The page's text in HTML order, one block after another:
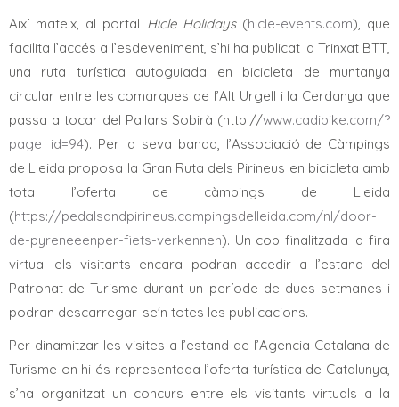
Així mateix, al portal Hicle Holidays(hicle-events.com), que
facilita l’accés a l’esdeveniment, s’hi ha publicat la Trinxat BTT,
una ruta turística autoguiada en bicicleta de muntanya
circular entre les comarques de l’Alt Urgell i la Cerdanya que
passa a tocar del Pallars Sobirà (http://www.cadibike.com/?
page_id=94). Per la seva banda, l’Associació de Càmpings
de Lleida proposa la Gran Ruta dels Pirineus en bicicleta amb
tota l’oferta de càmpings de Lleida
(https://pedalsandpirineus.campingsdelleida.com/nl/door-
de-pyreneeenper-fiets-verkennen). Un cop finalitzada la fira
virtual els visitants encara podran accedir a l’estand del
Patronat de Turisme durant un període de dues setmanes i
podran descarregar-se'n totes les publicacions.
Per dinamitzar les visites a l’estand de l’Agencia Catalana de
Turisme on hi és representada l’oferta turística de Catalunya,
s’ha organitzat un concurs entre els visitants virtuals a la